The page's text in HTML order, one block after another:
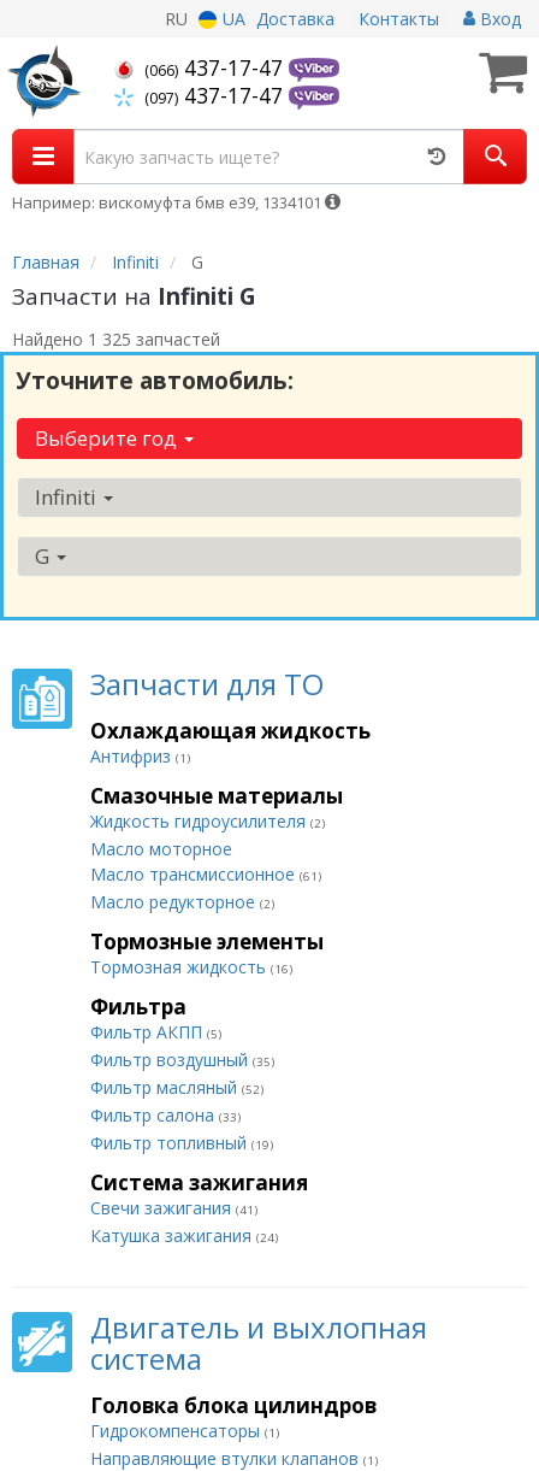
RU UA Доставка Контакты Вход
(066) 437-17-47
(097) 437-17-47
Например: вискомуфта бмв е39, 1334101
Главная Infiniti G
Запчасти на Infiniti G
Найдено 1 325 запчастей
Уточните автомобиль:
Выберите год
Infiniti
G
Запчасти для ТО
Охлаждающая жидкость
Антифриз (1)
Смазочные материалы
Жидкость гидроусилителя (2)
Масло моторное
Масло трансмиссионное (61)
Масло редукторное (2)
Тормозные элементы
Тормозная жидкость (16)
Фильтра
Фильтр АКПП (5)
Фильтр воздушный (35)
Фильтр масляный (52)
Фильтр салона (33)
Фильтр топливный (19)
Система зажигания
Свечи зажигания (41)
Катушка зажигания (24)
Двигатель и выхлопная
система
Головка блока цилиндров
Гидрокомпенсаторы (1)
Направляющие втулки клапанов (1)